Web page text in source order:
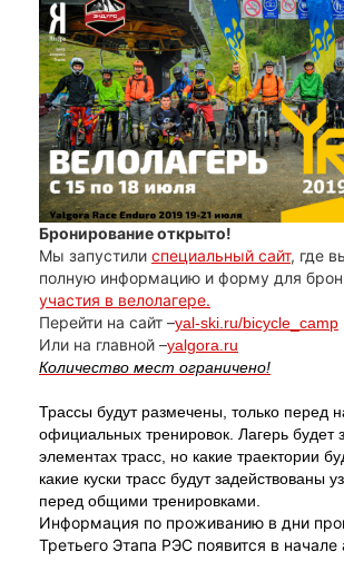
Бронирование открыто!
Мы запустили специальный сайт, где
полную информацию и форму для
участия в велолагере.
Перейти на сайт –yal-ski.ru/bicycle_camp
Или на главной –yalgora.ru
Количество мест ограничено!
Трассы будут размечены, только перед
официальных тренировок. Лагерь будет
элементах трасс, но какие траектории
какие куски трасс будут задействованы
перед общими тренировками.
Информация по проживанию в дни
Третьего Этапа РЭС появится в начале